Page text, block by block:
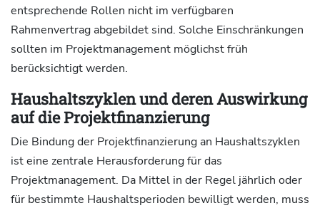
entsprechende Rollen nicht im verfügbaren
Rahmenvertrag abgebildet sind. Solche Einschränkungen
sollten im Projektmanagement möglichst früh
berücksichtigt werden.
Haushaltszyklen und deren Auswirkung
auf die Projektfinanzierung
Die Bindung der Projektfinanzierung an Haushaltszyklen
ist eine zentrale Herausforderung für das
Projektmanagement. Da Mittel in der Regel jährlich oder
für bestimmte Haushaltsperioden bewilligt werden, muss